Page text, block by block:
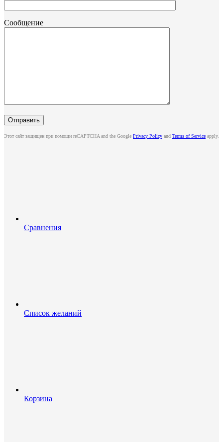
Сообщение
Этот сайт защищен при помощи reCAPTCHA and the Google Privacy Policy and Terms of Service apply.
Сравнения
Список желаний
Корзина